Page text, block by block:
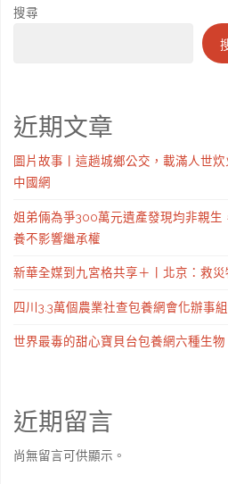
搜尋
近期文章
圖片故事丨這趟城鄉公交，載滿人世
中國網
姐弟倆為爭300萬元遺產發現均非親生
養不影響繼承權
新華全媒到九宮格共享＋丨北京：救災
四川3.3萬個農業社查包養網會化辦事
世界最毒的甜心寶貝台包養網六種生物
近期留言
尚無留言可供顯示。